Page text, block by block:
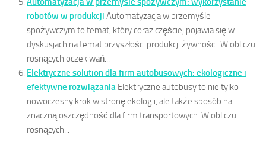
robotów w produkcji Automatyzacja w przemyśle
spożywczym to temat, który coraz częściej pojawia się w
dyskusjach na temat przyszłości produkcji żywności. W obliczu
rosnących oczekiwań...
Elektryczne solution dla firm autobusowych: ekologiczne i
efektywne rozwiązania Elektryczne autobusy to nie tylko
nowoczesny krok w stronę ekologii, ale także sposób na
znaczną oszczędność dla firm transportowych. W obliczu
rosnących...